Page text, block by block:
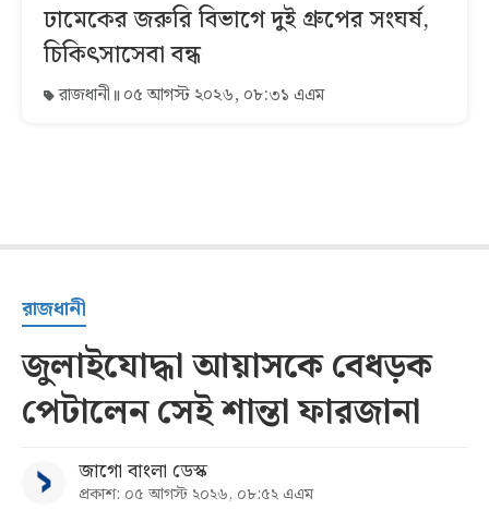
ঢামেকের জরুরি বিভাগে দুই গ্রুপের সংঘর্ষ,
চিকিৎসাসেবা বন্ধ
রাজধানী ০৫ আগস্ট ২০২৬, ০৮:৩১ এএম
রাজধানী
জুলাইযোদ্ধা আয়াসকে বেধড়ক
পেটালেন সেই শান্তা ফারজানা
জাগো বাংলা ডেস্ক
প্রকাশ: ০৫ আগস্ট ২০২৬, ০৮:৫২ এএম